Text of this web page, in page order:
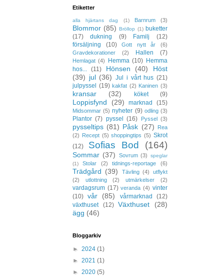
Etiketter
alla hjärtans dag (1) Barnrum (3)
Blommor (85) Bröllop (1) buketter
(17)
dukning (9) Familj
(12)
försäljning
(10) Gott nytt år
(6)
Gravdekorationer
(2) Hallen (7)
Hemlagat (4) Hemma (10) Hemma
hos...
(11) Hönsen (40)
Höst
(39) jul (36) Jul i vårt hus (21)
julpyssel
(19) kakfat (2) Kaninen (3)
kransar (32) köket (9)
Loppisfynd (29) marknad (15)
Midsommar (5) nyheter (9) odling (3)
Plantor (7) pyssel (16) Pyssel (3)
pysseltips (81) Påsk (27)
Rea
(2) Recept (5) shoppingtips (5) Skrot
(12)
Sofias Bod (164)
Sommar (37) Sovrum (3)
speglar
(1)
Stolar (2) tidnings-reportage (6)
Trädgård (39) Tävling (4)
utflykt
(2)
utlottning (2) utmärkelser (2)
vardagsrum (17) veranda (4) vinter
(10) vår (85) vårmarknad
(12)
växthuset
(12) Växthuset
(28)
ägg (46)
Bloggarkiv
► 2024 (1)
► 2021 (1)
► 2020 (5)